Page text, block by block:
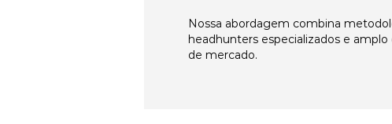
Nossa abordagem combina
headhunters especializados e
de mercado.